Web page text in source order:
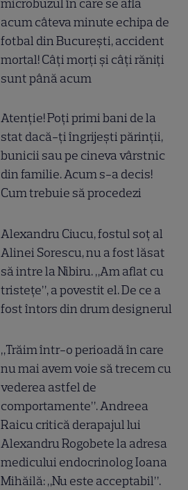
microbuzul în care se afla
acum câteva minute echipa de
fotbal din București, accident
mortal! Câți morți și câți răniți
sunt până acum
Atenție! Poți primi bani de la
stat dacă-ți îngrijești părinții,
bunicii sau pe cineva vârstnic
din familie. Acum s-a decis!
Cum trebuie să procedezi
Alexandru Ciucu, fostul soț al
Alinei Sorescu, nu a fost lăsat
să intre la Nibiru. „Am aflat cu
tristețe”, a povestit el. De ce a
fost întors din drum designerul
„Trăim într-o perioadă în care
nu mai avem voie să trecem cu
vederea astfel de
comportamente”. Andreea
Raicu critică derapajul lui
Alexandru Rogobete la adresa
medicului endocrinolog Ioana
Mihăilă: „Nu este acceptabil”.